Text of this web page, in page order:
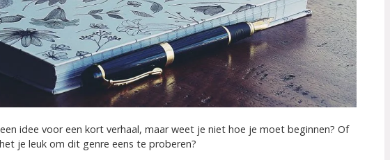
idee voor een kort verhaal, maar weet je niet hoe je moet beginnen? Of
je leuk om dit genre eens te proberen?